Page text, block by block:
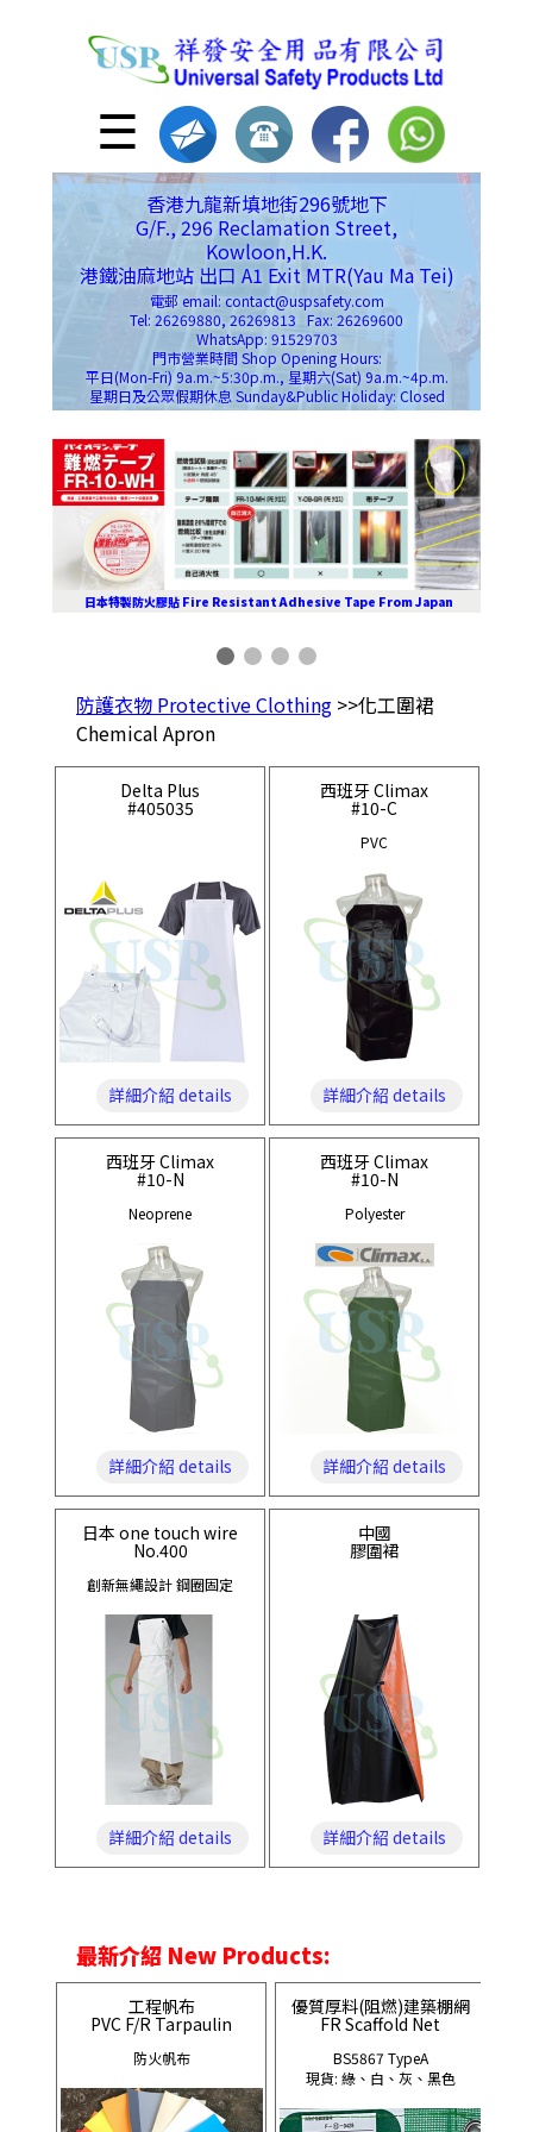
☰
香港九龍新填地街296號地下
G/F., 296 Reclamation Street,
Kowloon,H.K.
港鐵油麻地站 出口 A1 Exit MTR(Yau Ma Tei)
電郵 email: contact@uspsafety.com
Tel: 26269880, 26269813 Fax: 26269600
WhatsApp: 91529703
門市營業時間 Shop Opening Hours:
平日(Mon-Fri) 9a.m.~5:30p.m., 星期六(Sat) 9a.m.~4p.m.
星期日及公眾假期休息 Sunday&Public Holiday: Closed
日本特製防火膠貼 Fire Resistant Adhesive Tape From Japan
防護衣物 Protective Clothing >>化工圍裙
Chemical Apron
Delta Plus
#405035
詳細介紹 details
西班牙 Climax
#10-C
PVC
詳細介紹 details
西班牙 Climax
#10-N
Neoprene
詳細介紹 details
西班牙 Climax
#10-N
Polyester
詳細介紹 details
日本 one touch wire
No.400
創新無繩設計 鋼圈固定
詳細介紹 details
中國
膠圍裙
詳細介紹 details
最新介紹 New Products:
工程帆布
PVC F/R Tarpaulin
防火帆布
優質厚料(阻燃)建築棚網
FR Scaffold Net
BS5867 TypeA
現貨: 綠、白、灰、黑色